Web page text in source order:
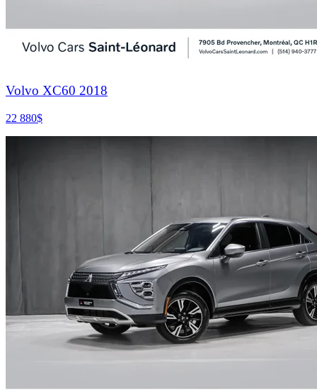
Volvo XC60 2018
22 880$